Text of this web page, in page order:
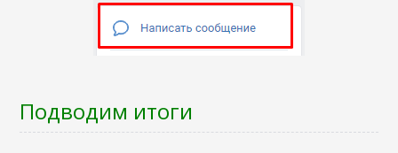
Подводим итоги